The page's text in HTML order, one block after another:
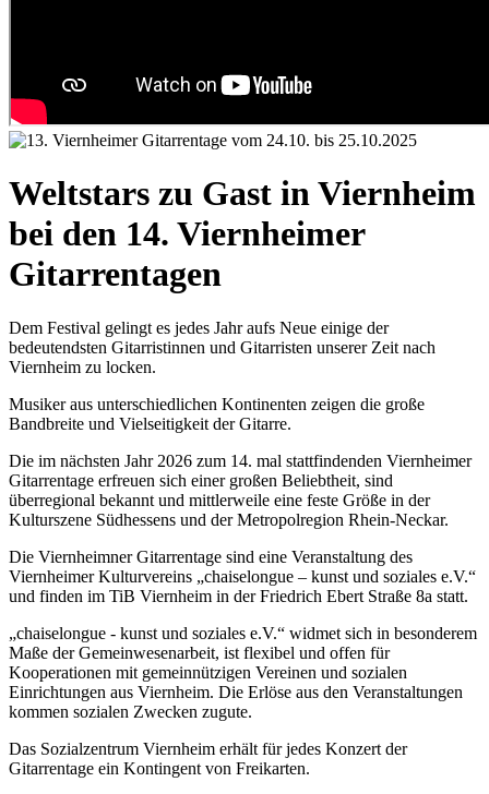
Weltstars zu Gast in Viernheim
bei den 14. Viernheimer
Gitarrentagen
Dem Festival gelingt es jedes Jahr aufs Neue einige der
bedeutendsten Gitarristinnen und Gitarristen unserer Zeit nach
Viernheim zu locken.
Musiker aus unterschiedlichen Kontinenten zeigen die große
Bandbreite und Vielseitigkeit der Gitarre.
Die im nächsten Jahr 2026 zum 14. mal stattfindenden Viernheimer
Gitarrentage erfreuen sich einer großen Beliebtheit, sind
überregional bekannt und mittlerweile eine feste Größe in der
Kulturszene Südhessens und der Metropolregion Rhein-Neckar.
Die Viernheimner Gitarrentage sind eine Veranstaltung des
Viernheimer Kulturvereins „chaiselongue – kunst und soziales e.V.“
und finden im TiB Viernheim in der Friedrich Ebert Straße 8a statt.
„chaiselongue - kunst und soziales e.V.“ widmet sich in besonderem
Maße der Gemeinwesenarbeit, ist flexibel und offen für
Kooperationen mit gemeinnützigen Vereinen und sozialen
Einrichtungen aus Viernheim. Die Erlöse aus den Veranstaltungen
kommen sozialen Zwecken zugute.
Das Sozialzentrum Viernheim erhält für jedes Konzert der
Gitarrentage ein Kontingent von Freikarten.